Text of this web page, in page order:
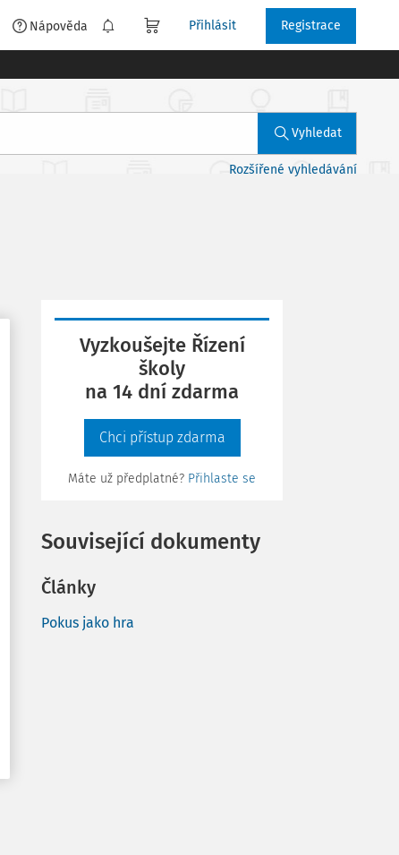
Nápověda Přihlásit Registrace
Vyhledat
Rozšířené vyhledávání
Vyzkoušejte Řízení
školy
na 14 dní zdarma
Chci přístup zdarma
Máte už předplatné? Přihlaste se
Související dokumenty
Články
Pokus jako hra